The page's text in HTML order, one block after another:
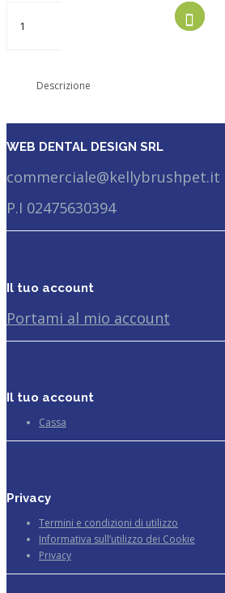
Brush
quantità
AGGIUNGI
AL
CARRELLO
Descrizione
WEB DENTAL DESIGN SRL
commerciale@kellybrushpet.it
P.I 02475630394
Il tuo account
Portami al mio account
Il tuo account
Cassa
Privacy
Termini e condizioni di utilizzo
Informativa sull’utilizzo dei Cookie
Privacy